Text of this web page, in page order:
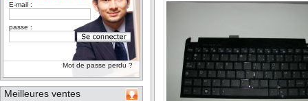
E-mail :
passe :
Mot de passe perdu ?
Meilleures ventes